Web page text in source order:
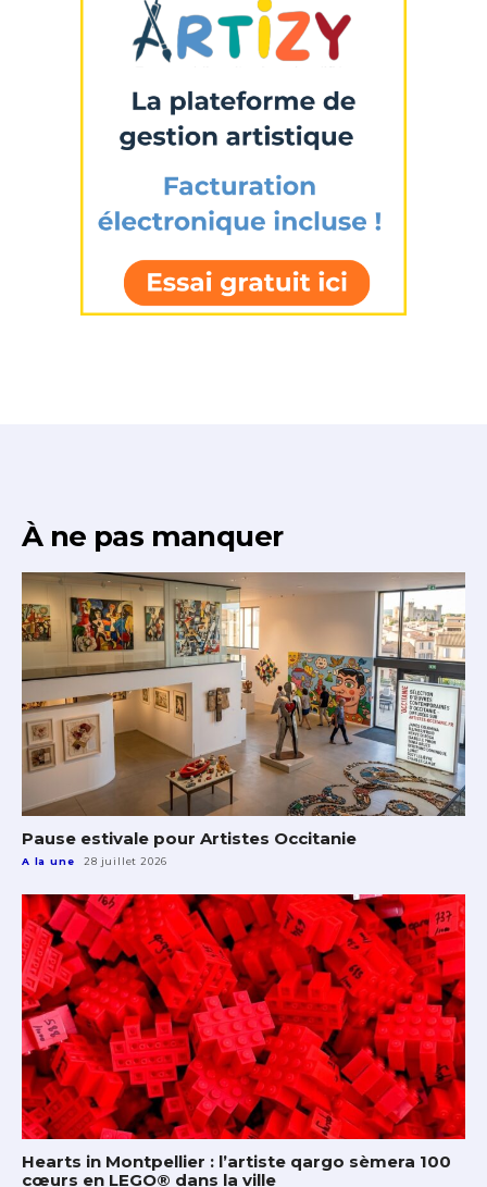
À ne pas manquer
Pause estivale pour Artistes Occitanie
A la une 28 juillet 2026
Hearts in Montpellier : l’artiste qargo sèmera 100
cœurs en LEGO® dans la ville